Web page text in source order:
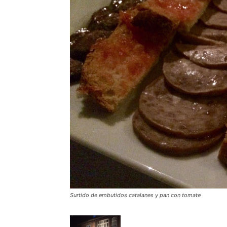
Surtido de embutidos catalanes y pan con tomate